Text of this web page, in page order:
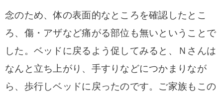
念のため、体の表面的なところを確認したとこ
ろ、傷・アザなど痛がる部位も無いということで
した。ベッドに戻るよう促してみると、Ｎさんは
なんと立ち上がり、手すりなどにつかまりなが
ら、歩行しベッドに戻ったのです。ご家族もこの